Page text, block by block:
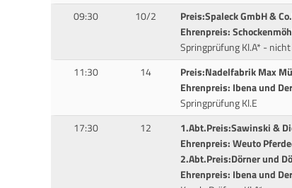
09:30 10/2
Preis:Spaleck GmbH &
Ehrenpreis:
Springprüfung Kl.A* -
11:30 14
Preis:Nadelfabrik Max
Ehrenpreis: Ibena und
Springprüfung Kl.E
17:30 12
1.Abt.Preis:Sawinski &
Ehrenpreis: Weuto
2.Abt.Preis:Dörner und
Ehrenpreis: Ibena und